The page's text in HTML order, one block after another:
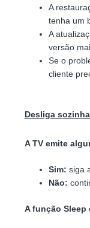
A
tenha um
A
versão
Se o
cliente
Desliga
A TV emite
Sim: siga
Não:
A função Sleep